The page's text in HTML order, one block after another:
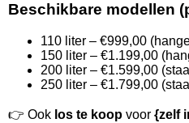
Beschikbare modellen
110 liter – €999,00
150 liter – €1.199,00
200 liter – €1.599,00
250 liter – €1.799,00
👉 Ook los te koop voor {zelf